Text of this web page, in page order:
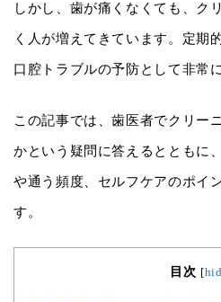
しかし、歯が痛くなくても、ク
く人が増えてきています。定期
口腔トラブルの予防として非常
この記事では、歯医者でクリー
かという疑問に答えるとともに
や通う頻度、セルフケアのポイ
す。
目次 [